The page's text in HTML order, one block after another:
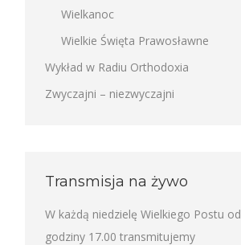
Wielkanoc
Wielkie Święta Prawosławne
Wykład w Radiu Orthodoxia
Zwyczajni – niezwyczajni
Transmisja na żywo
W każdą niedzielę Wielkiego Postu od
godziny 17.00 transmitujemy